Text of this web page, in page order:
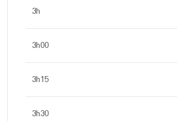
3h
3h00
3h15
3h30